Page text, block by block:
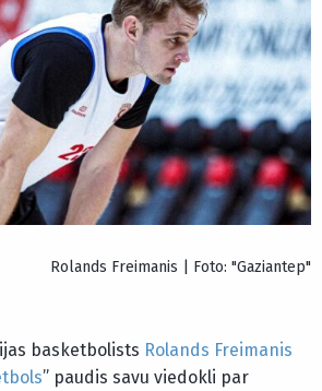
Rolands Freimanis | Foto: "Gaziantep"
basketbolists Rolands Freimanis
” paudis savu viedokli par